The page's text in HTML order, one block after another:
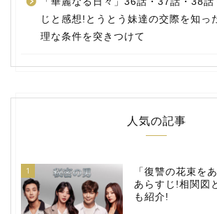
じと感想!とうとう妹達の交際を知っ
理な条件を突きつけて
人気の記事
1
「復讐の花束を
あらすじ!相関図
も紹介!